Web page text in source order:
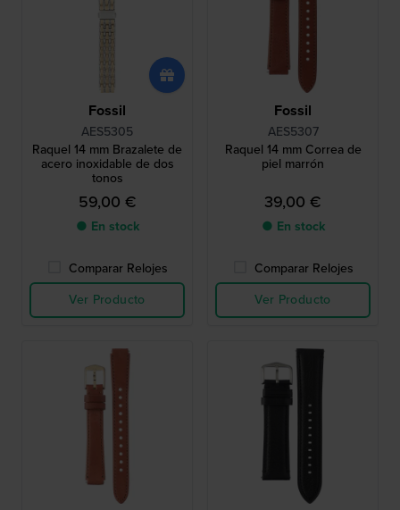
Fossil
AES5305
Raquel 14 mm Brazalete de
acero inoxidable de dos
tonos
59,00 €
● En stock
Comparar Relojes
Ver Producto
Fossil
AES5307
Raquel 14 mm Correa de
piel marrón
39,00 €
● En stock
Comparar Relojes
Ver Producto